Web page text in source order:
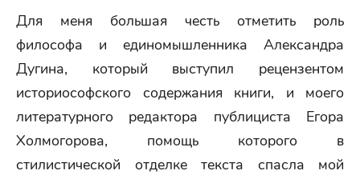
Для меня большая честь отметить роль
философа и единомышленника Александра
Дугина, который выступил рецензентом
историософского содержания книги, и моего
литературного редактора публициста Егора
Холмогорова, помощь которого в
стилистической отделке текста спасла мой